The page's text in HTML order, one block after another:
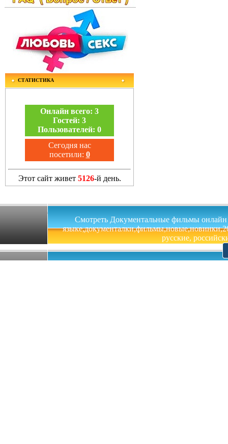
СТАТИСТИКА
Онлайн всего: 3
Гостей: 3
Пользователей: 0
Сегодня нас
посетили: 0
Этот сайт живет 5126-й день.
Смотреть Документальные фильмы онлайн
русские,